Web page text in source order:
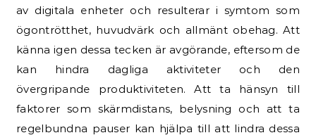
av digitala enheter och resulterar i symtom som
ögontrötthet, huvudvärk och allmänt obehag. Att
känna igen dessa tecken är avgörande, eftersom de
kan hindra dagliga aktiviteter och den
övergripande produktiviteten. Att ta hänsyn till
faktorer som skärmdistans, belysning och att ta
regelbundna pauser kan hjälpa till att lindra dessa